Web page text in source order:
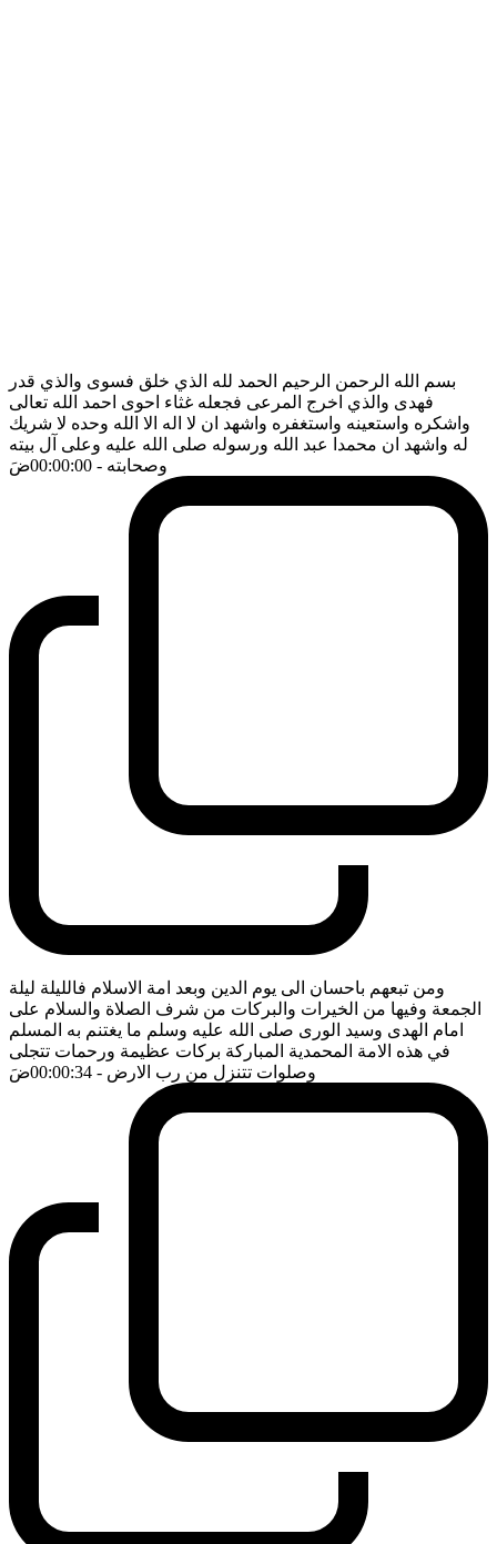
بسم الله الرحمن الرحيم الحمد لله الذي خلق فسوى والذي قدر
فهدى والذي اخرج المرعى فجعله غثاء احوى احمد الله تعالى
واشكره واستعينه واستغفره واشهد ان لا اله الا الله وحده لا شريك
له واشهد ان محمدا عبد الله ورسوله صلى الله عليه وعلى آل بيته
وصحابته - 00:00:00 ضَ
ومن تبعهم باحسان الى يوم الدين وبعد امة الاسلام فالليلة ليلة
الجمعة وفيها من الخيرات والبركات من شرف الصلاة والسلام على
امام الهدى وسيد الورى صلى الله عليه وسلم ما يغتنم به المسلم
في هذه الامة المحمدية المباركة بركات عظيمة ورحمات تتجلى
وصلوات تتنزل من رب الارض - 00:00:34 ضَ